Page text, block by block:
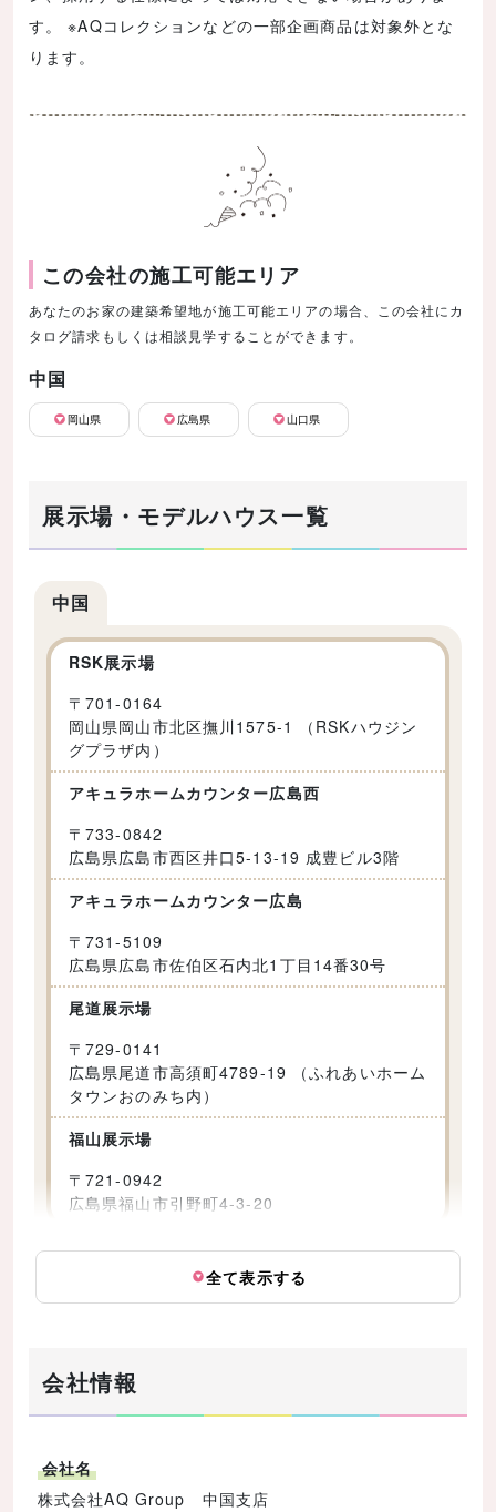
す。 ※AQコレクションなどの一部企画商品は対象外とな
ります。
この会社の施工可能エリア
あなたのお家の建築希望地が施工可能エリアの場合、この会社にカ
タログ請求もしくは相談見学することができます。
中国
岡山県 広島県 山口県
展示場・モデルハウス一覧
中国
RSK展示場
〒701-0164
岡山県岡山市北区撫川1575-1 （RSKハウジン
グプラザ内）
アキュラホームカウンター広島西
〒733-0842
広島県広島市西区井口5-13-19 成豊ビル3階
アキュラホームカウンター広島
〒731-5109
広島県広島市佐伯区石内北1丁目14番30号
尾道展示場
〒729-0141
広島県尾道市高須町4789-19 （ふれあいホーム
タウンおのみち内）
福山展示場
〒721-0942
広島県福山市引野町4-3-20
全て表示する
会社情報
会社名
株式会社AQ Group 中国支店